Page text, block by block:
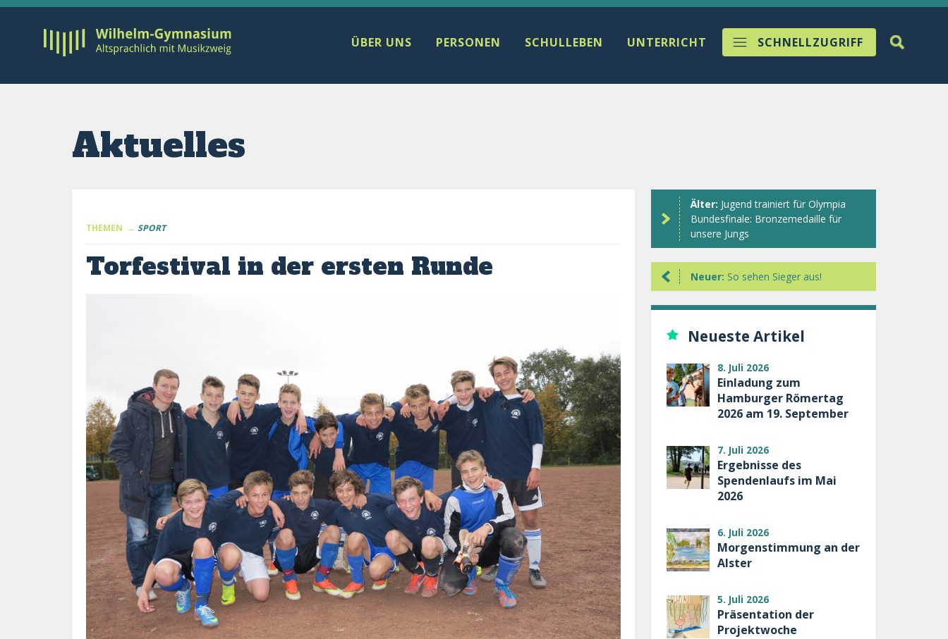
ÜBER UNS PERSONEN SCHULLEBEN UNTERRICHT SCHNELLZUGRIFF
Aktuelles
THEMEN → SPORT
Torfestival in der ersten Runde
Älter: Jugend trainiert für Olympia
Bundesfinale: Bronzemedaille für
unsere Jungs
Neuer: So sehen Sieger aus!
Neueste Artikel
8. Juli 2026
Einladung zum
Hamburger Römertag
2026 am 19. September
7. Juli 2026
Ergebnisse des
Spendenlaufs im Mai
2026
6. Juli 2026
Morgenstimmung an der
Alster
5. Juli 2026
Präsentation der
Projektwoche